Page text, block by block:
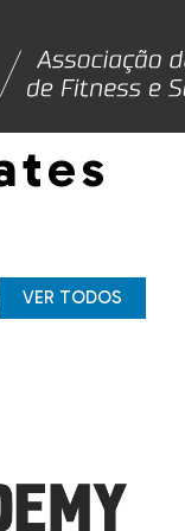
VER TODOS